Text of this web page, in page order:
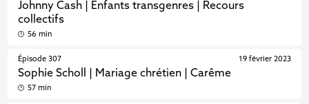
Johnny Cash | Enfants transgenres | Recours
collectifs
56 min
Épisode 307
Sophie Scholl | Mariage chrétien | Carême
19 février 2023
57 min